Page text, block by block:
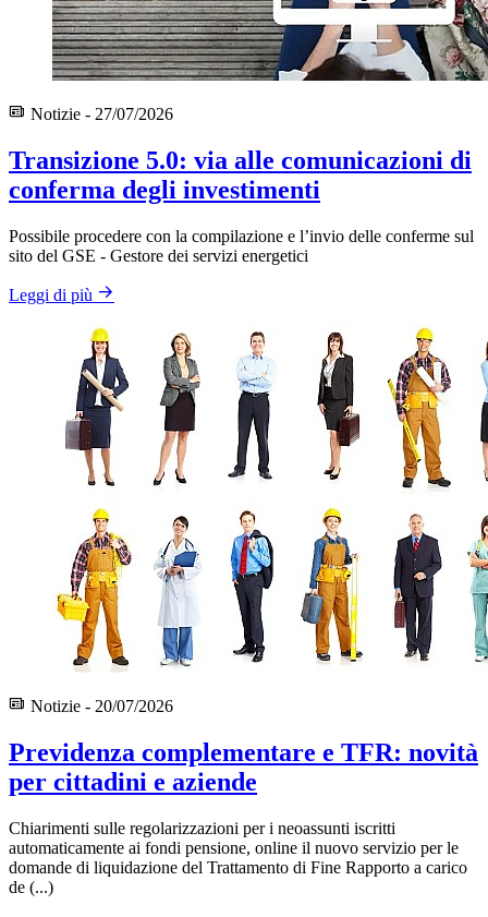
Notizie - 27/07/2026
Transizione 5.0: via alle comunicazioni di
conferma degli investimenti
Possibile procedere con la compilazione e l’invio delle conferme sul
sito del GSE - Gestore dei servizi energetici
Leggi di più
Notizie - 20/07/2026
Previdenza complementare e TFR: novità
per cittadini e aziende
Chiarimenti sulle regolarizzazioni per i neoassunti iscritti
automaticamente ai fondi pensione, online il nuovo servizio per le
domande di liquidazione del Trattamento di Fine Rapporto a carico
de (...)